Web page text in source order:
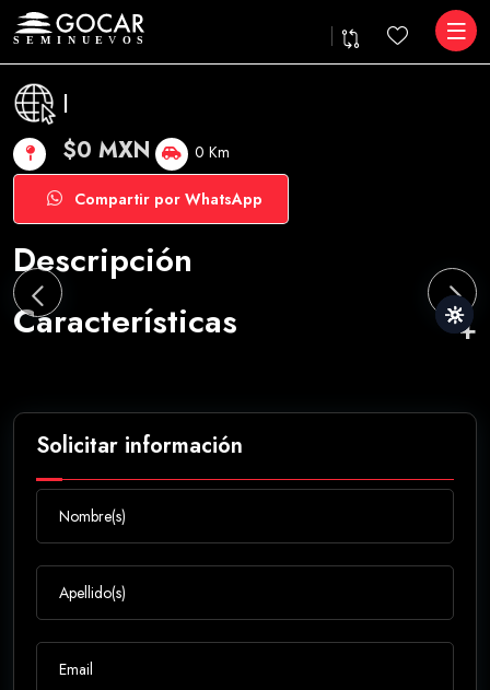
|
$0 MXN 0 Km
Compartir por WhatsApp
Descripción
Características
Solicitar información